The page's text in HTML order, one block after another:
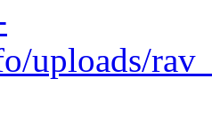
uploads/